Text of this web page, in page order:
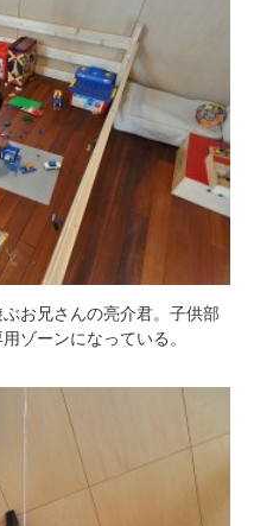
お兄さんの亮介君。子供部
ゾーンになっている。